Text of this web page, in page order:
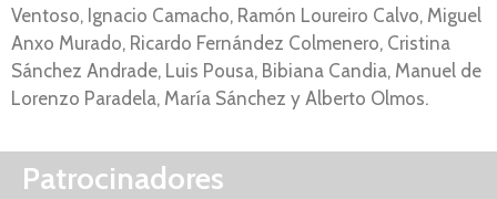
Ventoso, Ignacio Camacho, Ramón Loureiro Calvo, Miguel
Anxo Murado, Ricardo Fernández Colmenero, Cristina
Sánchez Andrade, Luis Pousa, Bibiana Candia, Manuel de
Lorenzo Paradela, María Sánchez y Alberto Olmos.
Patrocinadores